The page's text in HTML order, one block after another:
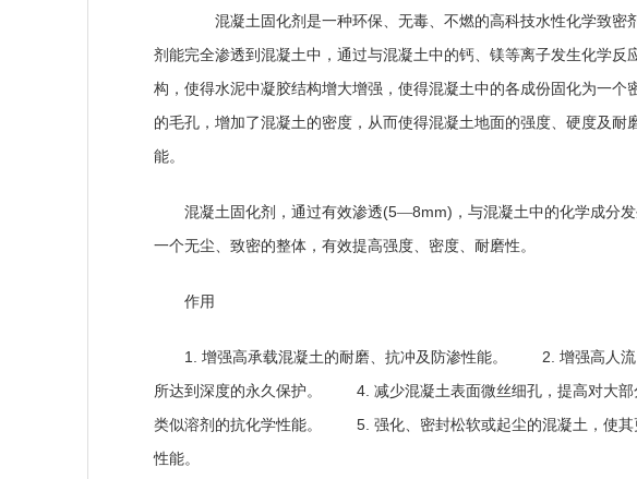
混凝土固化剂是一种环保、无毒、不燃的高科技水性化学致密
剂能完全渗透到混凝土中，通过与混凝土中的钙、镁等离子发生化学
构，使得水泥中凝胶结构增大增强，使得混凝土中的各成份固化为一
的毛孔，增加了混凝土的密度，从而使得混凝土地面的强度、硬度及
能。
混凝土固化剂，通过有效渗透(5—8mm) ，与混凝土中的化学成分
一个无尘、致密的整体，有效提高强度、密度、耐磨性。
作用
1. 增强高承载混凝土的耐磨、抗冲及防渗性能。 2. 增强高人
所达到深度的永久保护。 4. 减少混凝土表面微丝细孔，提高对大
类似溶剂的抗化学性能。 5. 强化、密封松软或起尘的混凝土，
性能。